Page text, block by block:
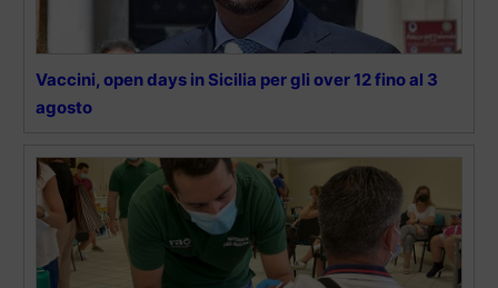
Vaccini, open days in Sicilia per gli over 12 fino al 3
agosto